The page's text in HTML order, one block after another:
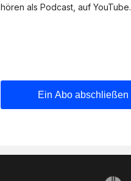
hören als Podcast, auf YouTube.